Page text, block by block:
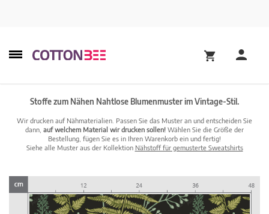
Stoffe zum Nähen Nahtlose Blumenmuster im Vintage-Stil.
Wir drucken auf Nähmaterialien. Passen Sie das Muster an und entscheiden Sie
dann, auf welchem Material wir drucken sollen! Wählen Sie die Größe der
Bestellung, fügen Sie es in Ihren Warenkorb ein und fertig!
Siehe alle Muster aus der Kollektion Nähstoff für gemusterte Sweatshirts